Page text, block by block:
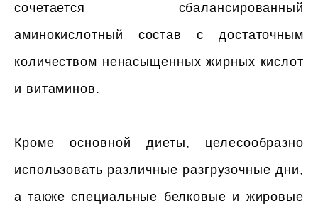
сочетается сбалансированный
аминокислотный состав с достаточным
количеством ненасыщенных жирных кислот
и витаминов.
Кроме основной диеты, целесообразно
использовать различные разгрузочные дни,
а также специальные белковые и жировые